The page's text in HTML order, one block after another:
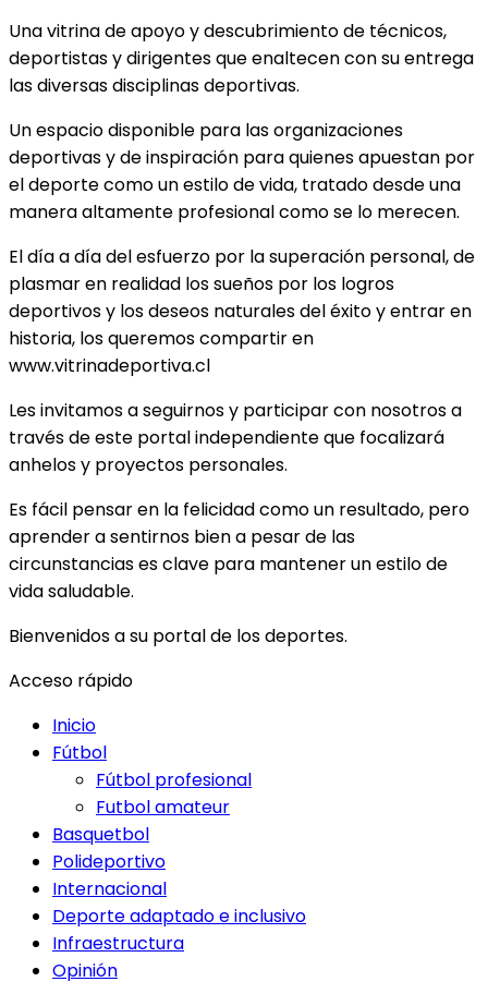
Una vitrina de apoyo y descubrimiento de técnicos,
deportistas y dirigentes que enaltecen con su entrega
las diversas disciplinas deportivas.
Un espacio disponible para las organizaciones
deportivas y de inspiración para quienes apuestan por
el deporte como un estilo de vida, tratado desde una
manera altamente profesional como se lo merecen.
El día a día del esfuerzo por la superación personal, de
plasmar en realidad los sueños por los logros
deportivos y los deseos naturales del éxito y entrar en
historia, los queremos compartir en
www.vitrinadeportiva.cl
Les invitamos a seguirnos y participar con nosotros a
través de este portal independiente que focalizará
anhelos y proyectos personales.
Es fácil pensar en la felicidad como un resultado, pero
aprender a sentirnos bien a pesar de las
circunstancias es clave para mantener un estilo de
vida saludable.
Bienvenidos a su portal de los deportes.
Acceso rápido
Inicio
Fútbol
Fútbol profesional
Futbol amateur
Basquetbol
Polideportivo
Internacional
Deporte adaptado e inclusivo
Infraestructura
Opinión